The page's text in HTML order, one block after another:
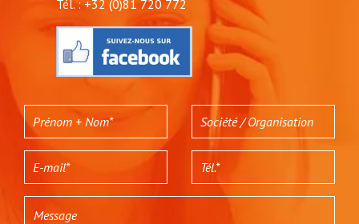
Tél. : +32 (0)81 720 772